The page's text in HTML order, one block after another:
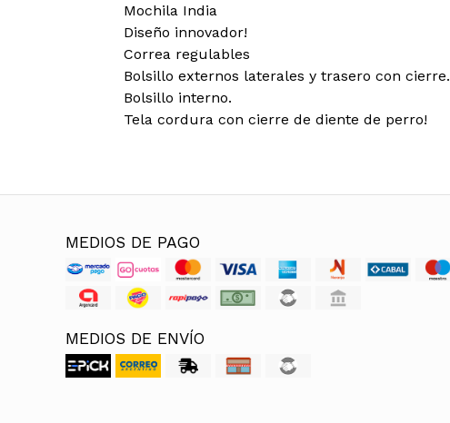
Mochila India
Diseño innovador!
Correa regulables
Bolsillo externos laterales y trasero con cierre.
Bolsillo interno.
Tela cordura con cierre de diente de perro!
MEDIOS DE PAGO
MEDIOS DE ENVÍO